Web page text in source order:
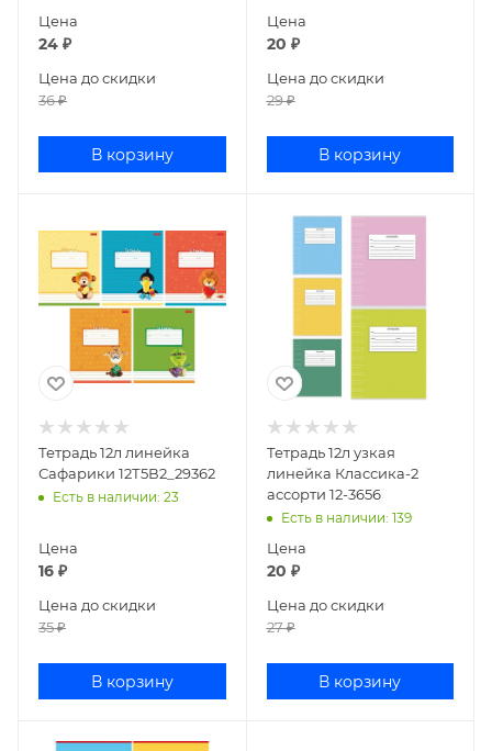
Цена
24 ₽
Цена до скидки
36₽
В корзину
Цена
20 ₽
Цена до скидки
29₽
В корзину
Тетрадь 12л линейка
Сафарики 12Т5В2_29362
Есть в наличии: 23
Цена
16 ₽
Цена до скидки
35₽
В корзину
Тетрадь 12л узкая
линейка Классика-2
ассорти 12-3656
Есть в наличии: 139
Цена
20 ₽
Цена до скидки
27₽
В корзину